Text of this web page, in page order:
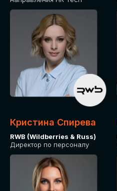
Кристина Спирева
RWB (Wildberries & Russ)
Директор по персоналу